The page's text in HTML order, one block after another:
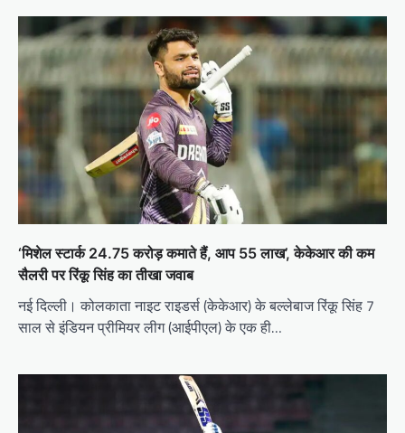
‘मिशेल स्टार्क 24.75 करोड़ कमाते हैं, आप 55 लाख’, केकेआर की कम
सैलरी पर रिंकू सिंह का तीखा जवाब
नई दिल्ली। कोलकाता नाइट राइडर्स (केकेआर) के बल्लेबाज रिंकू सिंह 7
साल से इंडियन प्रीमियर लीग (आईपीएल) के एक ही…